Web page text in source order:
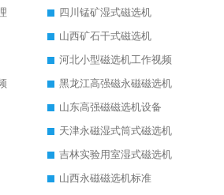
四川锰矿湿式磁选机
山西矿石干式磁选机
河北小型磁选机工作视频
黑龙江高强磁永磁磁选机
山东高强磁磁选机设备
天津永磁湿式筒式磁选机
吉林实验用室湿式磁选机
山西永磁磁选机标准